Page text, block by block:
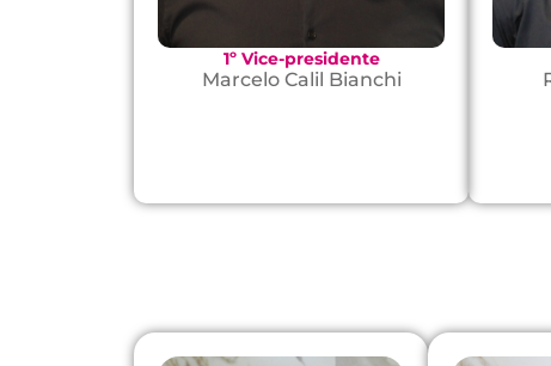
1º Vice-presidente
Marcelo Calil Bianchi